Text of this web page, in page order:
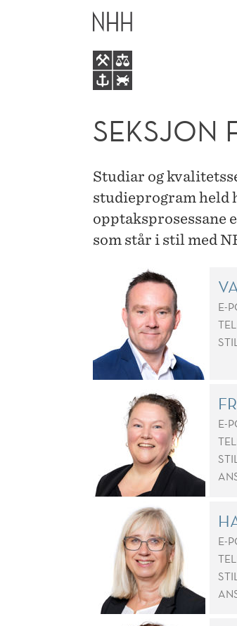
SEKSJON
STUDIER
KVALITET
SEKSJON
Studiar og
studieprogram held
opptaksprosessane
som står i stil med
E-
E-
E-